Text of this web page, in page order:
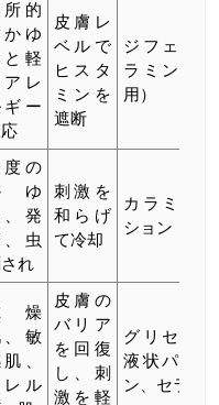
所的
かゆ
と軽
アレ
ギー
皮膚レ
ベルで
ヒスタ
ミンを
遮断
ジフェン
ラミン（
用）
度の
ゆ
、発
、虫
れ
刺激を
和らげ
て冷却
カラミン
ション
燥
、敏
、
レル
皮膚の
バリア
を回復
し、刺
激を軽
グリセリ
液状パラ
ン、セラミ